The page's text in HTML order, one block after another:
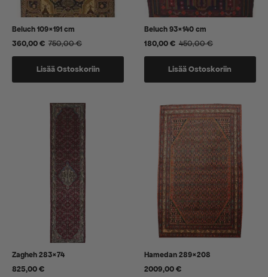
Beluch 109×191 cm
750,00€
Alkuperäinen
hinta
360,00€
Nykyinen
hinta
Lisää Ostoskoriin
Beluch 93×140 cm
450,00€
Alkuperäinen
hinta
180,00€
Nykyinen
hinta
Lisää Ostoskoriin
Zagheh 283×74
825,00€
Hamedan 289×208
2009,00€